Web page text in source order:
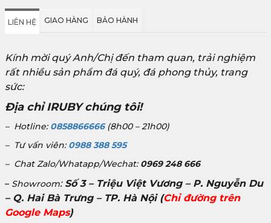
LIÊN HỆ GIAO HÀNG BẢO HÀNH
Kính mời quý Anh/Chị đến tham quan, trải nghiệm
rất nhiều sản phẩm đá quý, đá phong thủy, trang
sức:
Địa chỉ IRUBY chúng tôi!
– Hotline: 0858866666(8h00 – 21h00)
– Tư vấn viên: 0988 388 595
– Chat Zalo/Whatapp/Wechat: 0969 248 666
– Showroom: Số 3 – Triệu Việt Vương – P. Nguyễn Du
– Q. Hai Bà Trưng – TP. Hà Nội(Chỉ đường trên
Google Maps)